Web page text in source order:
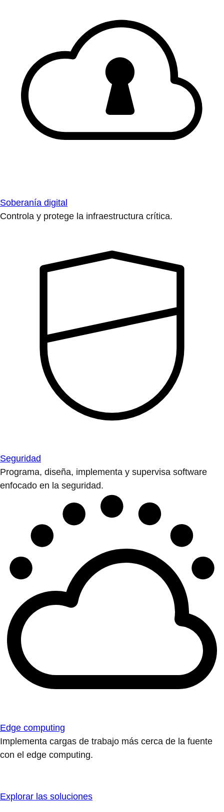
Soberanía digital
Controla y protege la infraestructura crítica.
Seguridad
Programa, diseña, implementa y supervisa software
enfocado en la seguridad.
Edge computing
Implementa cargas de trabajo más cerca de la fuente
con el edge computing.
Explorar las soluciones